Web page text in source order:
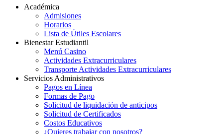
Académica
Admisiones
Horarios
Lista de Útiles Escolares
Bienestar Estudiantil
Menú Casino
Actividades Extracurriculares
Transporte Actividades Extracurriculares
Servicios Administrativos
Pagos en Línea
Formas de Pago
Solicitud de liquidación de anticipos
Solicitud de Certificados
Costos Educativos
¿Quieres trabajar con nosotros?